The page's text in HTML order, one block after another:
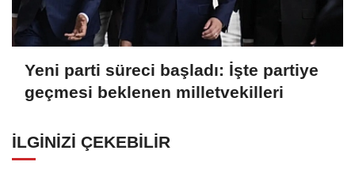
Yeni parti süreci başladı: İşte partiye
geçmesi beklenen milletvekilleri
İLGINIZI ÇEKEBILIR